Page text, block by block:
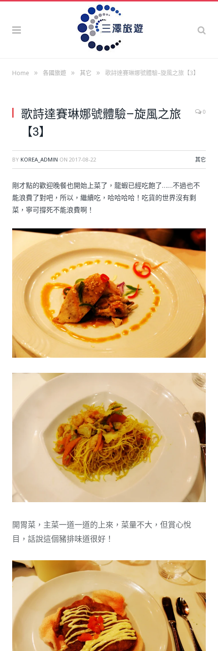
Home » 各國旅遊 » 其它 » 歌詩達賽琳娜號體驗–旋風之旅【3】
歌詩達賽琳娜號體驗–旋風之旅
【3】
0
BY KOREA_ADMIN ON 2017-08-22 其它
剛才點的歡迎晚餐也開始上菜了，龍蝦已經吃飽了……不過也不
能浪費了對吧，所以，繼續吃，哈哈哈哈！吃貨的世界沒有剩
菜，寧可撐死不能浪費啊！
開胃菜，主菜一道一道的上來，菜量不大，但賞心悅
目，話說這個豬排味道很好！